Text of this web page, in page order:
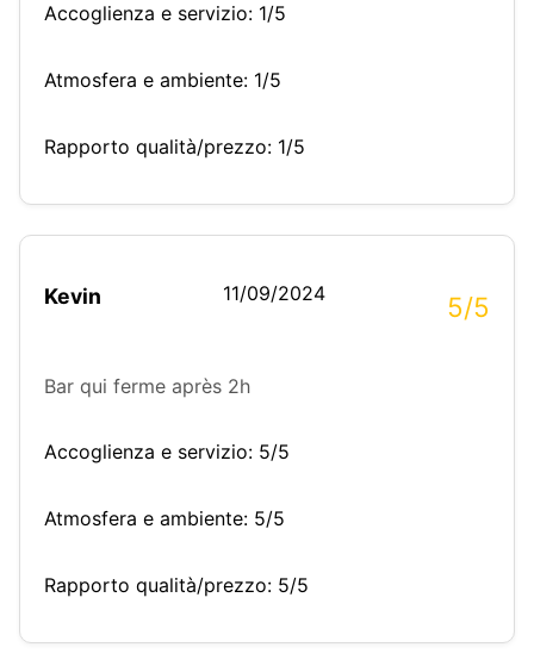
Accoglienza e servizio: 1/5
Atmosfera e ambiente: 1/5
Rapporto qualità/prezzo: 1/5
Kevin 11/09/2024 5/5
Bar qui ferme après 2h
Accoglienza e servizio: 5/5
Atmosfera e ambiente: 5/5
Rapporto qualità/prezzo: 5/5